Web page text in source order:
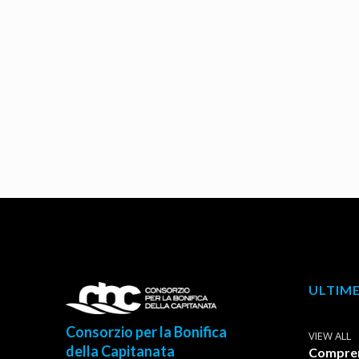
Consorzio per la Bonifica
della Capitanata
VIEW ALL